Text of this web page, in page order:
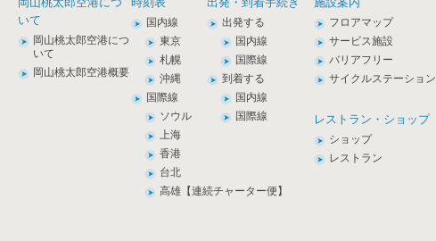
いて
岡山桃太郎空港につ
いて
岡山桃太郎空港概要
国内線
東京
札幌
沖縄
国際線
ソウル
上海
香港
台北
高雄【連続チャーター便】
出発する
国内線
国際線
到着する
国内線
国際線
フロアマップ
サービス施設
バリアフリー
サイクルステーション
レストラン・ショップ
ショップ
レストラン